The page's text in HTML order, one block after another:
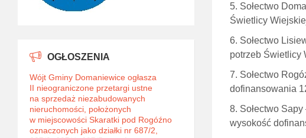
Sołectwo
Świetlicy
Sołectwo
potrzeb Świetlicy
Sołectwo
dofinansowania
Sołectwo
wysokość
OGŁOSZENIA
Wójt Gminy Domaniewice ogłasza
II nieograniczone przetargi ustne
na sprzedaż niezabudowanych
nieruchomości, położonych
w miejscowości Skaratki pod Rogóźno
oznaczonych jako działki nr 687/2,